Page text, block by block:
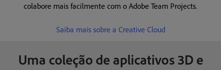
colabore mais facilmente com o Adobe Team Projects.
Saiba mais sobre a Creative Cloud
Uma coleção de aplicativos 3D e